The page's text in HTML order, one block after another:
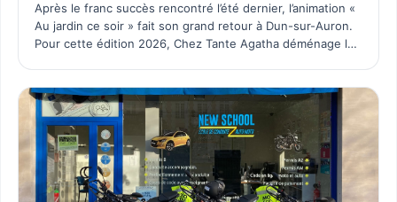
Après le franc succès rencontré l’été dernier, l’animation «
Au jardin ce soir » fait son grand retour à Dun-sur-Auron.
Pour cette édition 2026, Chez Tante Agatha déménage le